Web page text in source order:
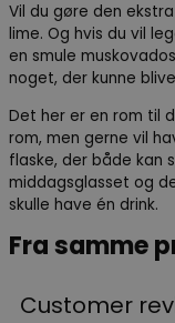
Vil du gøre den
lime. Og hvis du vil
en smule
noget, der kunne
Det her er en rom til
rom, men gerne vil
flaske, der både kan
middagsglasset og
skulle have én drink.
Fra samme
Customer